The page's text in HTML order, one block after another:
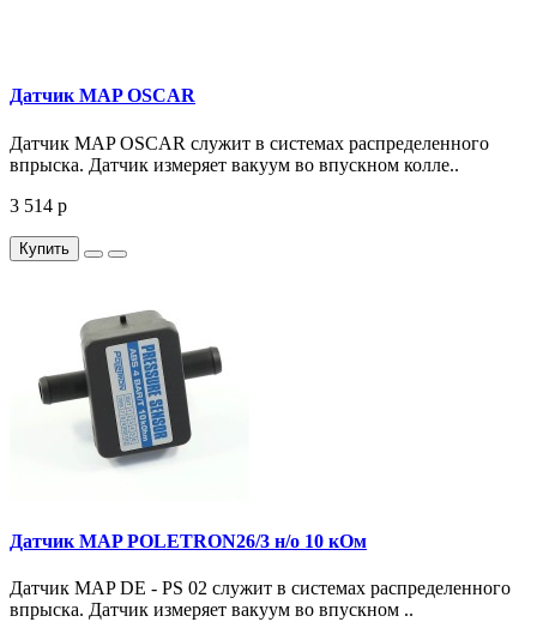
Датчик MAP OSCAR
Датчик MAP OSCAR служит в системах распределенного
впрыска. Датчик измеряет вакуум во впускном колле..
3 514 р
Купить
Датчик MAP POLETRON26/3 н/о 10 кОм
Датчик MAP DE - PS 02 служит в системах распределенного
впрыска. Датчик измеряет вакуум во впускном ..